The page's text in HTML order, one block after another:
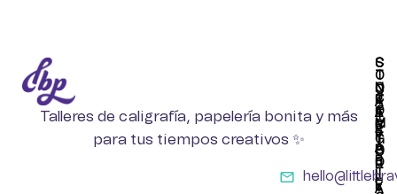
Talleres de caligrafía, papelería bonita y más
para tus tiempos creativos ✨
S
T
O
R
E
B
Y
P
O
L
Y
C
A
T
E
G
O
R
Í
A
C
O
N
T
A
C
T
O
C
O
M
P
A
R
T
E